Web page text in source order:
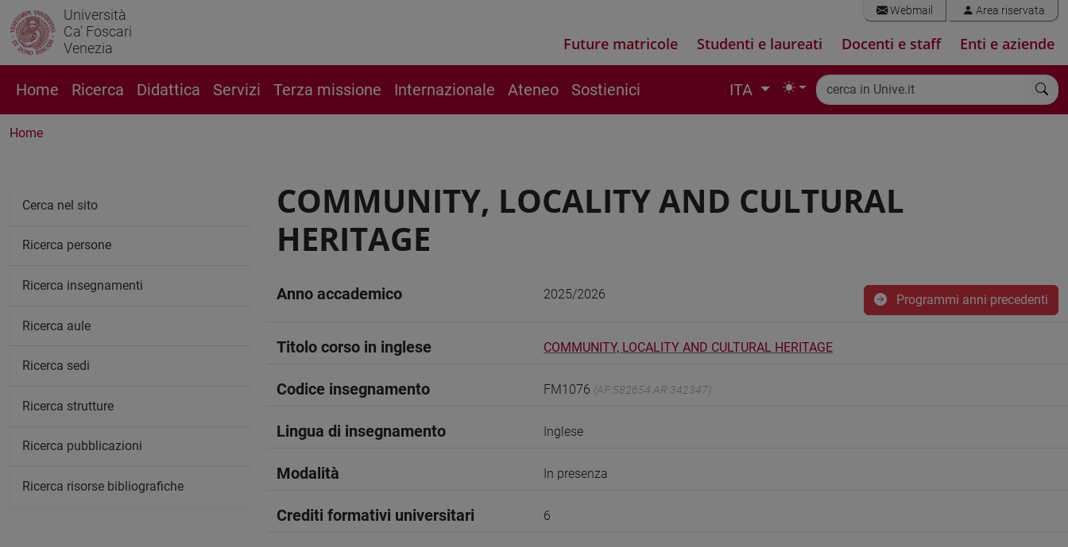
Università
Ca' Foscari
Venezia
Webmail Area riservata
Future matricole Studenti e laureati Docenti e staff Enti e aziende
Home Ricerca Didattica Servizi Terza missione Internazionale Ateneo Sostienici ITA
Home
COMMUNITY, LOCALITY AND CULTURAL
HERITAGE
Anno accademico 2025/2026 Programmi anni precedenti
Titolo corso in inglese COMMUNITY, LOCALITY AND CULTURAL HERITAGE
Codice insegnamento FM1076 (AF:582654 AR:342347)
Lingua di insegnamento Inglese
Modalità In presenza
Crediti formativi universitari 6
Cerca nel sito
Ricerca persone
Ricerca insegnamenti
Ricerca aule
Ricerca sedi
Ricerca strutture
Ricerca pubblicazioni
Ricerca risorse bibliografiche